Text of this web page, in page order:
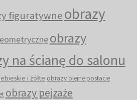
figuratywneobrazy
obrazy
na ścianę do salonu
i żółte obrazy olejne postacie
obrazy pejzaże